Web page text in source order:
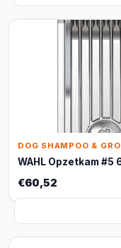
DOG SHAMPOO &
WAHL Opzetkam #5
€60,52